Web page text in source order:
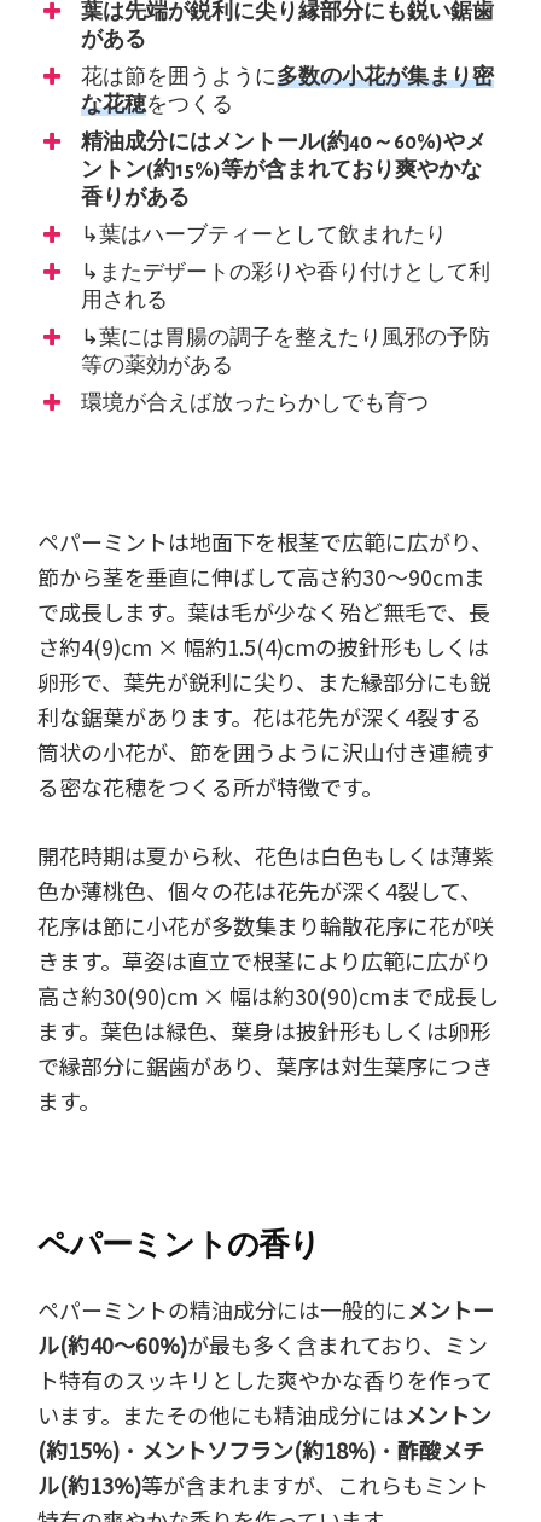
葉は先端が鋭利に尖り縁部分にも鋭い鋸歯
がある
花は節を囲うように多数の小花が集まり密
な花穂をつくる
精油成分にはメントール(約40～60%)やメ
ントン(約15%)等が含まれており爽やかな
香りがある
↳葉はハーブティーとして飲まれたり
↳またデザートの彩りや香り付けとして利
用される
↳葉には胃腸の調子を整えたり風邪の予防
等の薬効がある
環境が合えば放ったらかしでも育つ
ペパーミントは地面下を根茎で広範に広がり、
節から茎を垂直に伸ばして高さ約30～90cmま
で成長します。葉は毛が少なく殆ど無毛で、長
さ約4(9)cm × 幅約1.5(4)cmの披針形もしくは
卵形で、葉先が鋭利に尖り、また縁部分にも鋭
利な鋸葉があります。花は花先が深く4裂する
筒状の小花が、節を囲うように沢山付き連続す
る密な花穂をつくる所が特徴です。
開花時期は夏から秋、花色は白色もしくは薄紫
色か薄桃色、個々の花は花先が深く4裂して、
花序は節に小花が多数集まり輪散花序に花が咲
きます。草姿は直立で根茎により広範に広がり
高さ約30(90)cm × 幅は約30(90)cmまで成長し
ます。葉色は緑色、葉身は披針形もしくは卵形
で縁部分に鋸歯があり、葉序は対生葉序につき
ます。
ペパーミントの香り
ペパーミントの精油成分には一般的にメントー
ル(約40～60%)が最も多く含まれており、ミン
ト特有のスッキリとした爽やかな香りを作って
います。またその他にも精油成分にはメントン
(約15%) ・ メントソフラン(約18%) ・酢酸メチ
ル(約13%)等が含まれますが、これらもミント